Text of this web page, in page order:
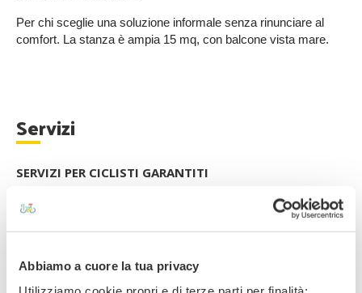
Abbiamo a cuore la tua privacy
Per chi sceglie una soluzione informale senza rinunciare al
comfort. La stanza è ampia 15 mq, con balcone vista mare.
Servizi
SERVIZI PER CICLISTI GARANTITI
Mappe cartacee e info point
Deposito sicuro
Buffet al rientro dalle uscite